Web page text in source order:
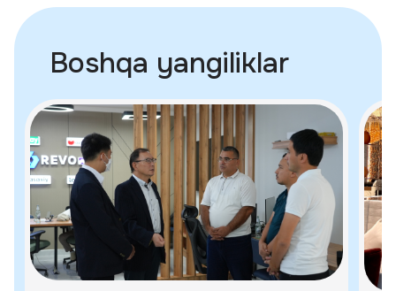
Boshqa yangiliklar